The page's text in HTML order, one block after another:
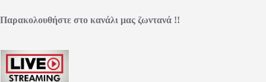
Παρακολουθήστε στο κανάλι μας ζωντανά !!